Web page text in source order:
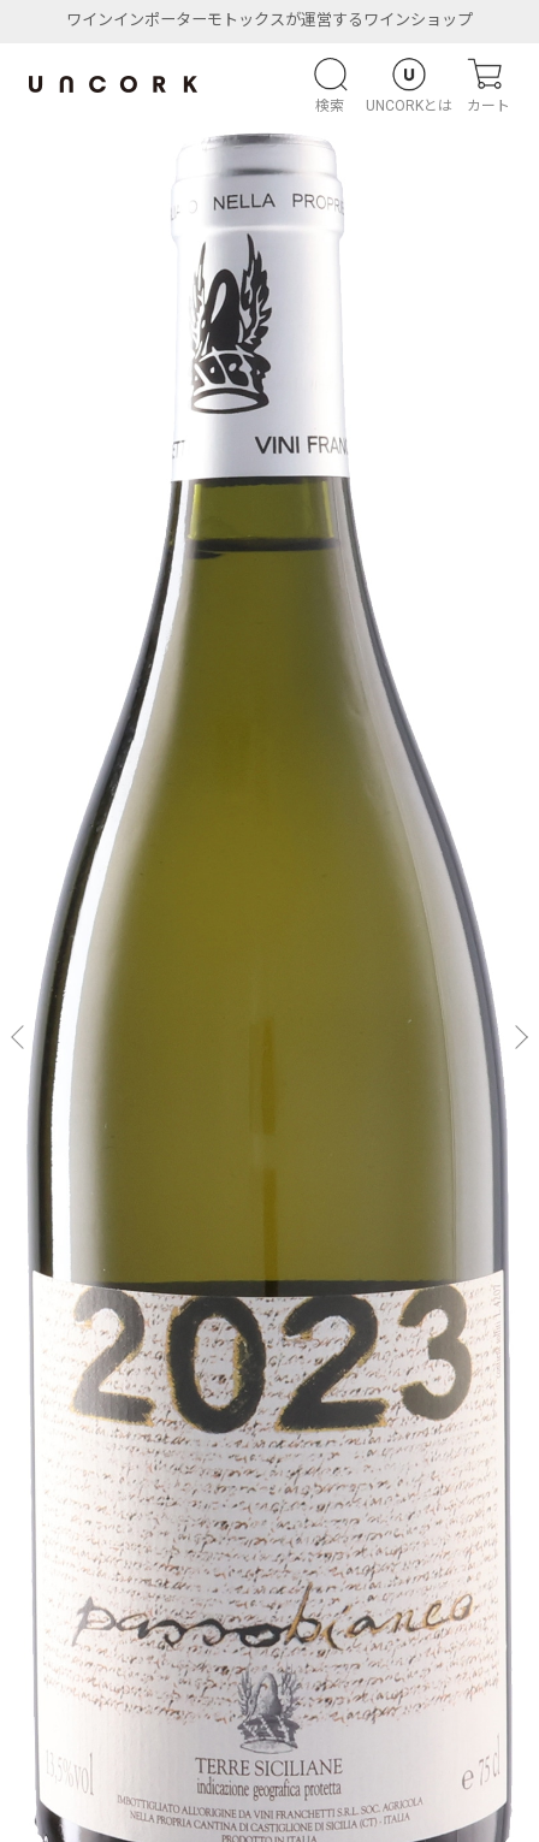
ワインインポーターモトックスが運営するワインショップ
検索 UNCORKとは カート